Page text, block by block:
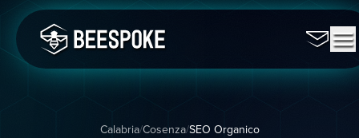
Calabria/Cosenza/SEO Organico